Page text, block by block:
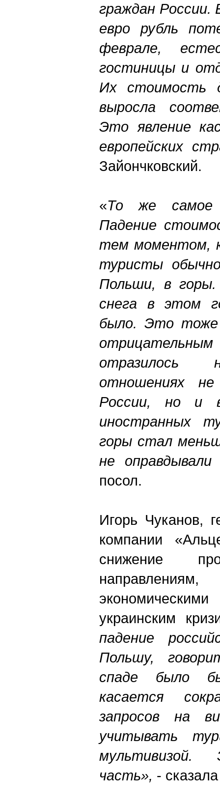
граждан
евро рубль
феврале,
гостиницы и
Их стоимость
выросла
Это явление
европейских
Зайончковский.
«То же самое
Падение
тем моментом,
туристы
Польши, в
снега в этом
было. Это тоже
отразилось
отношениях
России, но и
иностранных
горы стал
не оправдывали
посол.
Игорь Чуканов,
компании
снижение
украинским
падение
Польшу,
спаде было
касается
запросов на
учитывать
мультивизой.
часть», -